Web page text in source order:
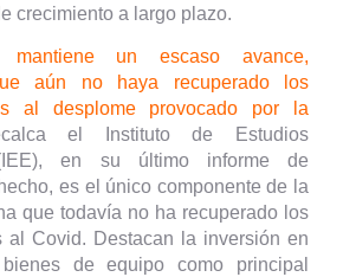
crecimiento a largo plazo.
mantiene un escaso avance,
aún no haya recuperado los
al desplome provocado por la
el Instituto de Estudios
(IEE), en su último informe de
es el único componente de la
que todavía no ha recuperado los
al Covid. Destacan la inversión en
de equipo como principal